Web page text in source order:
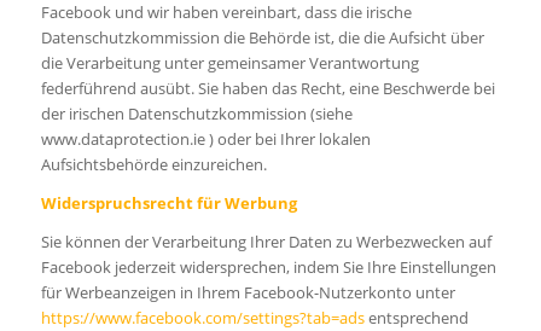
Facebook und wir haben vereinbart, dass die irische
Datenschutzkommission die Behörde ist, die die Aufsicht über
die Verarbeitung unter gemeinsamer Verantwortung
federführend ausübt. Sie haben das Recht, eine Beschwerde bei
der irischen Datenschutzkommission (siehe
www.dataprotection.ie ) oder bei Ihrer lokalen
Aufsichtsbehörde einzureichen.
Widerspruchsrecht für Werbung
Sie können der Verarbeitung Ihrer Daten zu Werbezwecken auf
Facebook jederzeit widersprechen, indem Sie Ihre Einstellungen
für Werbeanzeigen in Ihrem Facebook-Nutzerkonto unter
https://www.facebook.com/settings?tab=adsentsprechend